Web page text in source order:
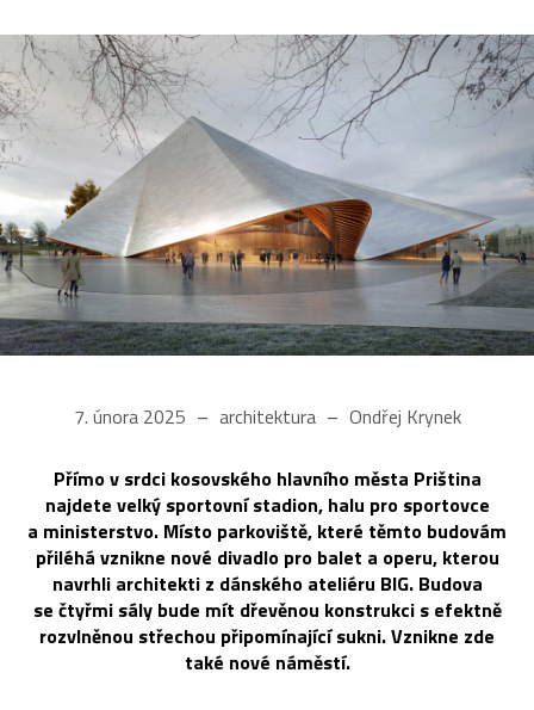
7. února 2025 architektura Ondřej Krynek
Přímo v srdci kosovského hlavního města Priština
najdete velký sportovní stadion, halu pro sportovce
a ministerstvo. Místo parkoviště, které těmto budovám
přiléhá vznikne nové divadlo pro balet a operu, kterou
navrhli architekti z dánského ateliéru BIG. Budova
se čtyřmi sály bude mít dřevěnou konstrukci s efektně
rozvlněnou střechou připomínající sukni. Vznikne zde
také nové náměstí.